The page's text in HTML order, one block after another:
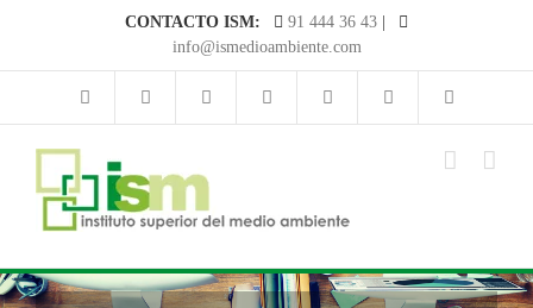
CONTACTO ISM: 91 444 36 43
info@ismedioambiente.com